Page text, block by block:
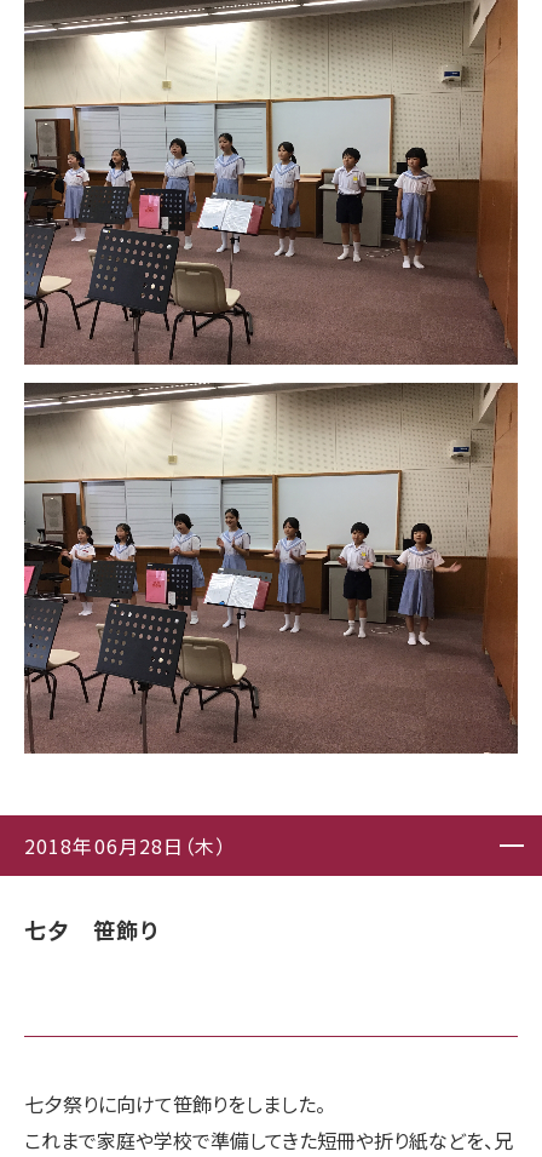
2018年06月28日（木）
七夕 笹飾り
七夕祭りに向けて笹飾りをしました。
これまで家庭や学校で準備してきた短冊や折り紙などを、兄